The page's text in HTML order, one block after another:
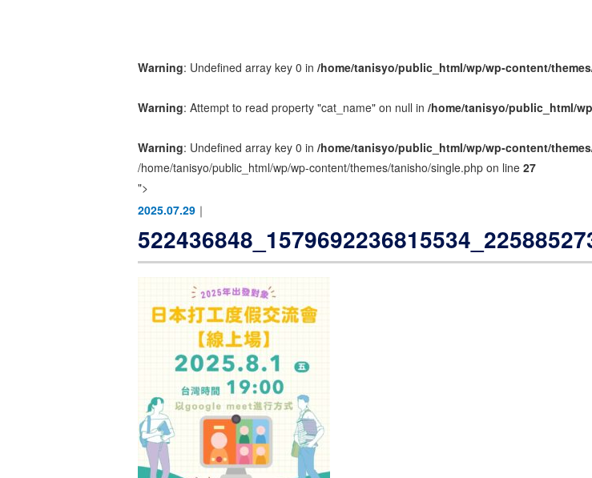
Warning: Undefined array key 0 in /home/tanisyo/public_html/wp/wp-content/
Warning: Attempt to read property "cat_name" on null in /home/tanisyo/public_html/
Warning: Undefined array key 0 in /home/tanisyo/public_html/wp/wp-content/
/home/tanisyo/public_html/wp/wp-content/themes/tanisho/single.php on line 27
">
2025.07.29 ｜